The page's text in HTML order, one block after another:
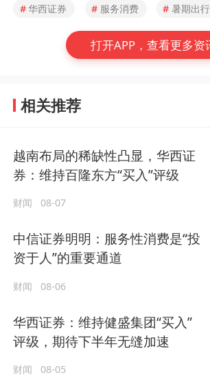
#华西证券 # 服务消费 # 暑期出行
打开APP，查看更多资
相关推荐
越南布局的稀缺性凸显，华西证
券：维持百隆东方“买入”评级
财闻 08-07
中信证券明明：服务性消费是“投
资于人”的重要通道
财闻 08-06
华西证券：维持健盛集团“买入”
评级，期待下半年无缝加速
财闻 08-05